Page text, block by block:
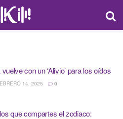
con un ‘Alivio’ para los oídos
14, 2025 0
que compartes el zodiaco: